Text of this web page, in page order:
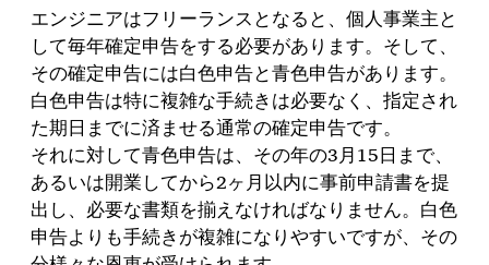
エンジニアはフリーランスとなると、個人事業主と
して毎年確定申告をする必要があります。そして、
その確定申告には白色申告と青色申告があります。
白色申告は特に複雑な手続きは必要なく、指定され
た期日までに済ませる通常の確定申告です。
それに対して青色申告は、その年の3月15日まで、
あるいは開業してから2ヶ月以内に事前申請書を提
出し、必要な書類を揃えなければなりません。白色
申告よりも手続きが複雑になりやすいですが、その